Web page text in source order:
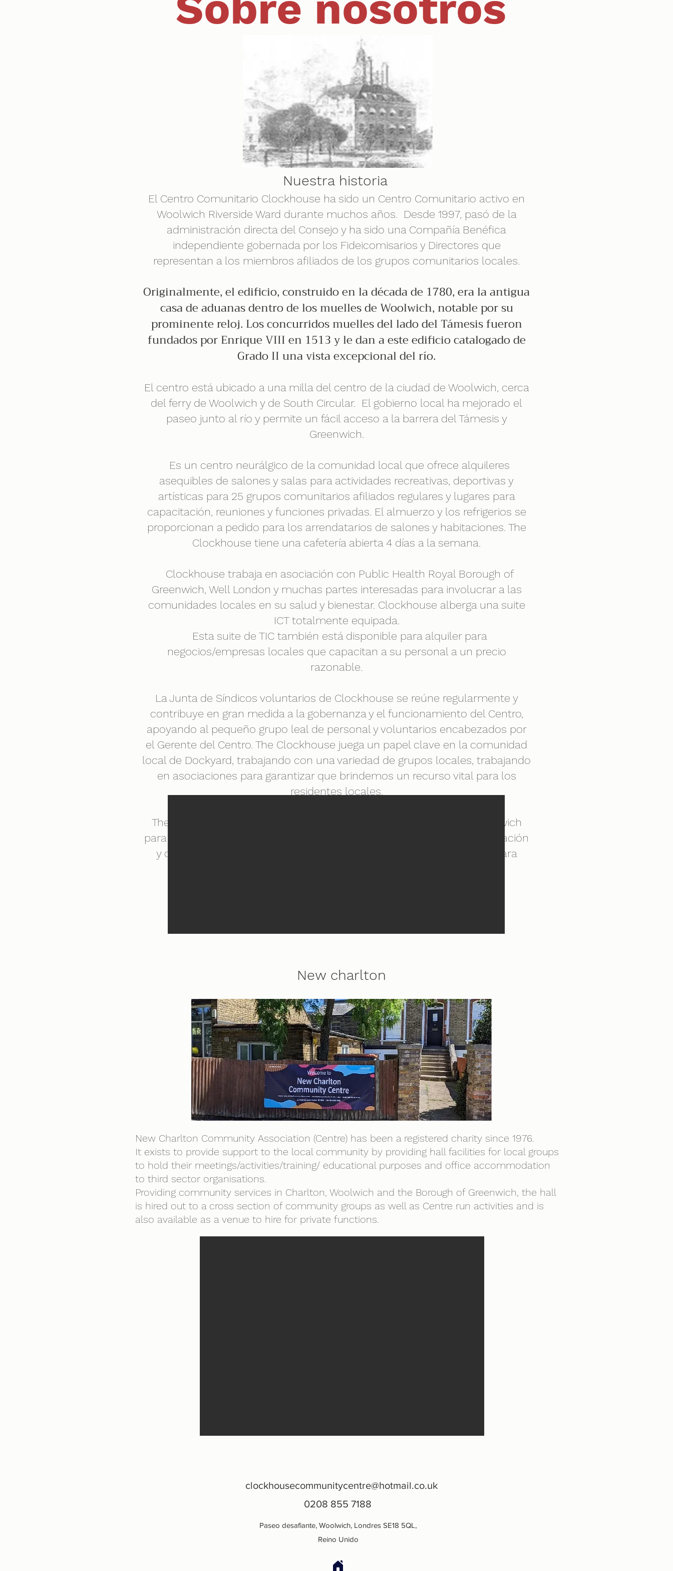
Nuestra historia
El Centro Comunitario Clockhouse ha sido un Centro Comunitario activo en
Woolwich Riverside Ward durante muchos años. Desde 1997, pasó de la
administración directa del Consejo y ha sido una Compañía Benéfica
independiente gobernada por los Fideicomisarios y Directores que
representan a los miembros afiliados de los grupos comunitarios locales.
Originalmente, el edificio, construido en la década de 1780, era la antigua
casa de aduanas dentro de los muelles de Woolwich, notable por su
prominente reloj. Los concurridos muelles del lado del Támesis fueron
fundados por Enrique VIII en 1513 y le dan a este edificio catalogado de
Grado II una vista excepcional del río.
El centro está ubicado a una milla del centro de la ciudad de Woolwich, cerca
del ferry de Woolwich y de South Circular. El gobierno local ha mejorado el
paseo junto al río y permite un fácil acceso a la barrera del Támesis y
Greenwich.
Es un centro neurálgico de la comunidad local que ofrece alquileres
asequibles de salones y salas para actividades recreativas, deportivas y
artísticas para 25 grupos comunitarios afiliados regulares y lugares para
capacitación, reuniones y funciones privadas. El almuerzo y los refrigerios se
proporcionan a pedido para los arrendatarios de salones y habitaciones. The
Clockhouse tiene una cafetería abierta 4 días a la semana.
Clockhouse trabaja en asociación con Public Health Royal Borough of
Greenwich, Well London y muchas partes interesadas para involucrar a las
comunidades locales en su salud y bienestar. Clockhouse alberga una suite
ICT totalmente equipada.
Esta suite de TIC también está disponible para alquiler para
negocios/empresas locales que capacitan a su personal a un precio
razonable.
La Junta de Síndicos voluntarios de Clockhouse se reúne regularmente y
contribuye en gran medida a la gobernanza y el funcionamiento del Centro,
apoyando al pequeño grupo leal de personal y voluntarios encabezados por
el Gerente del Centro. The Clockhouse juega un papel clave en la comunidad
local de Dockyard, trabajando con una variedad de grupos locales, trabajando
en asociaciones para garantizar que brindemos un recurso vital para los
residentes locales.
The Clockhouse cuenta con el apoyo del distrito londinense de Greenwich
para su financiación principal, pero depende de otras fuentes de financiación
y de la generación de ingresos a partir de contrataciones periódicas para
New charlton
New Charlton Community Association (Centre) has been a registered charity since 1976.
It exists to provide support to the local community by providing hall facilities for local groups
to hold their meetings/activities/training/ educational purposes and office accommodation
to third sector organisations.
Providing community services in Charlton, Woolwich and the Borough of Greenwich, the hall
is hired out to a cross section of community groups as well as Centre run activities and is
also available as a venue to hire for private functions.
clockhousecommunitycentre@hotmail.co.uk
0208 855 7188
Paseo desafiante, Woolwich, Londres SE18 5QL,
Reino Unido